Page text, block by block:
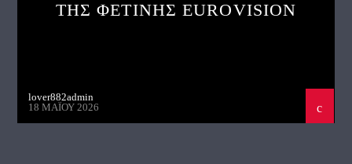
ΤΗΣ ΦΕΤΙΝΗΣ EUROVISION
lover882admin
18 ΜΑΪ́ΟΥ 2026